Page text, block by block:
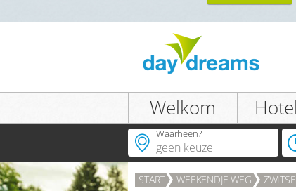
Welkom
Waarheen?
START WEEKENDJE WEG